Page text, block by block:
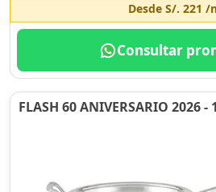
Desde S/. 221 /
Consultar
FLASH 60 ANIVERSARIO 2026 -